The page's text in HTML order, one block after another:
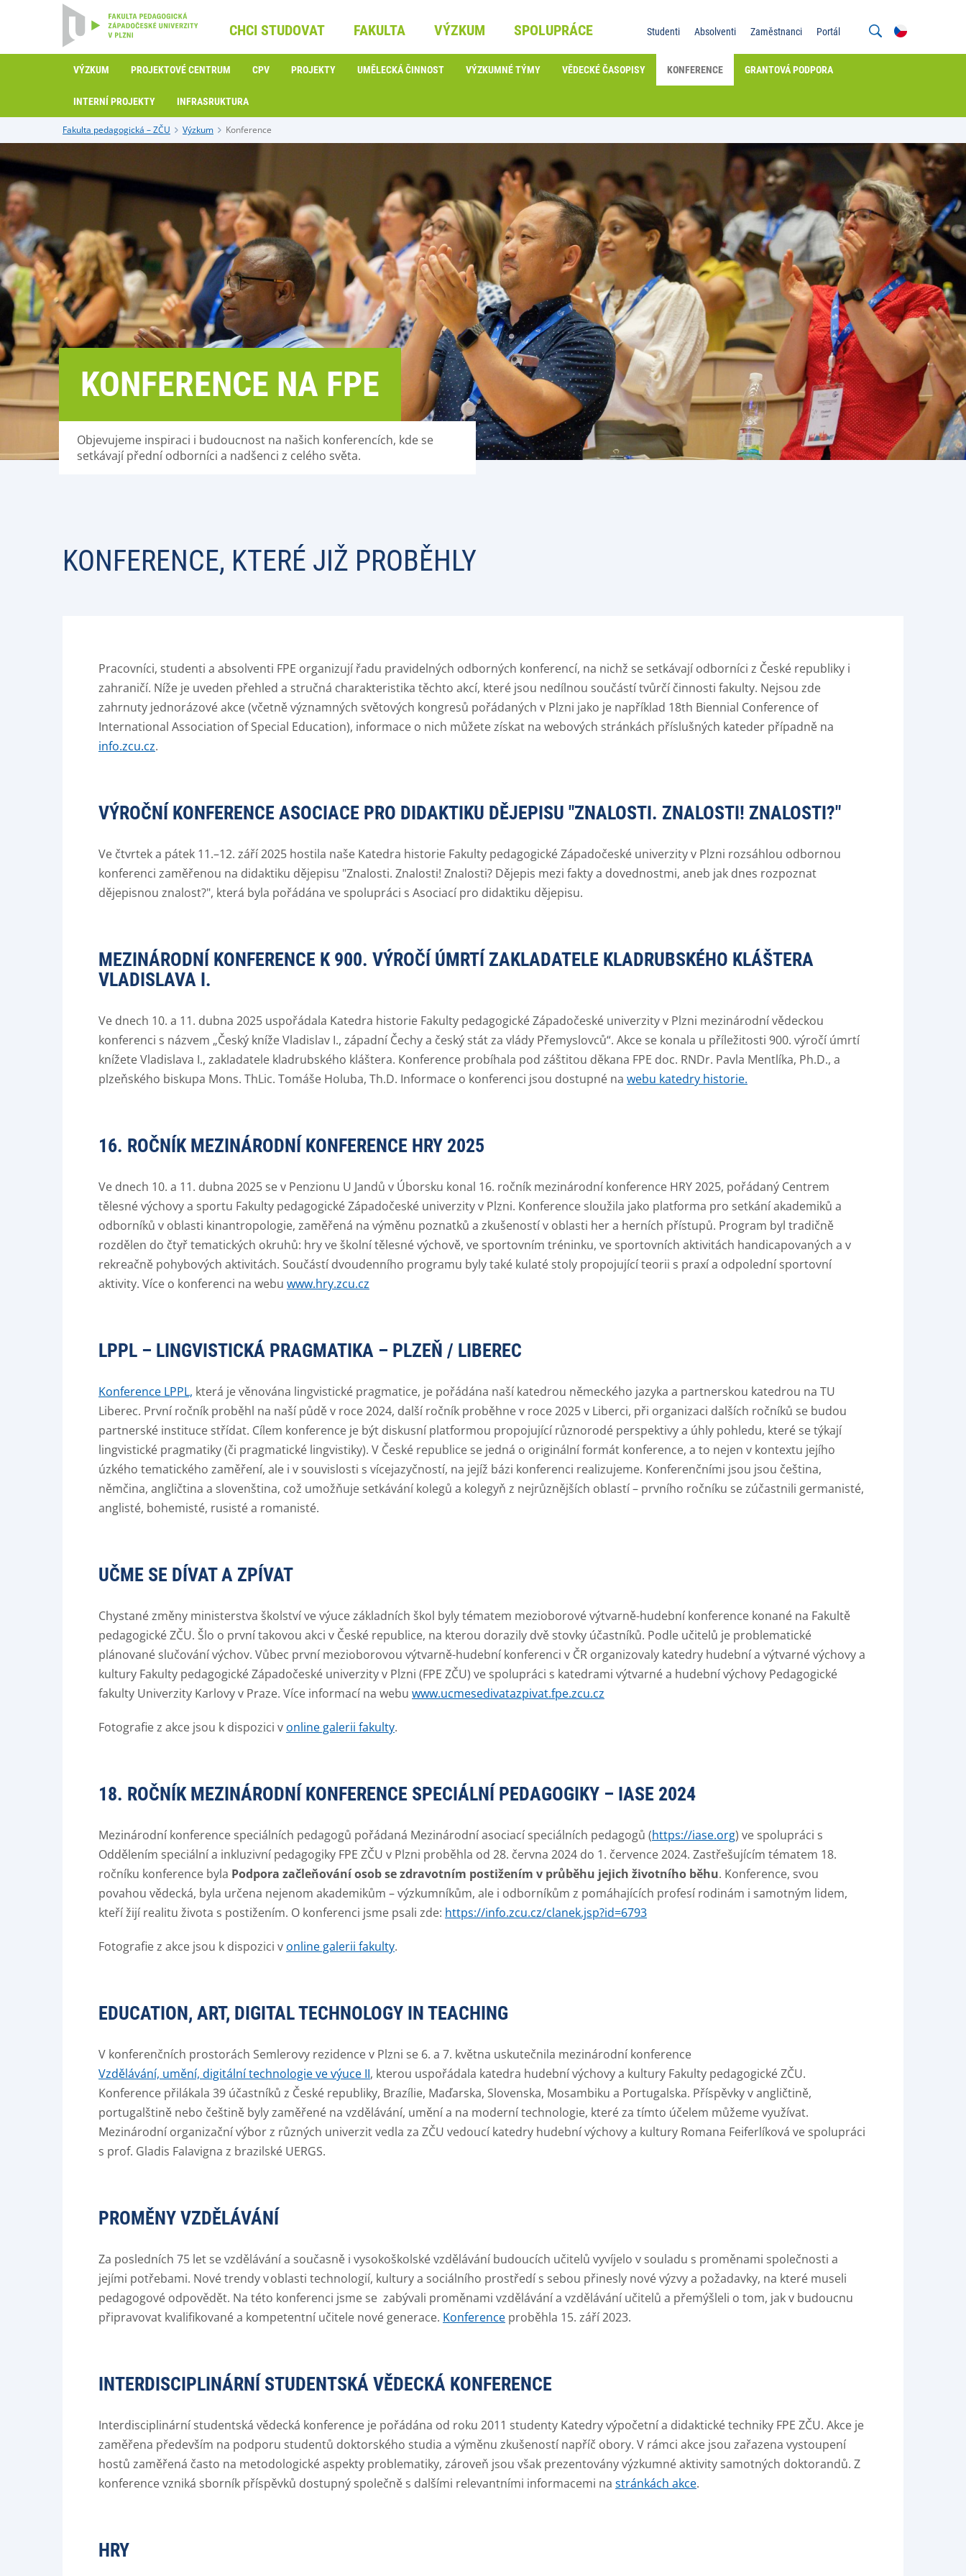
CHCI STUDOVAT FAKULTA VÝZKUM SPOLUPRÁCE Studenti Absolventi Zaměstnanci Portál
VÝZKUM PROJEKTOVÉ CENTRUM CPV PROJEKTY UMĚLECKÁ ČINNOST VÝZKUMNÉ TÝMY VĚDECKÉ ČASOPISY KONFERENCE GRANTOVÁ PODPORA
INTERNÍ PROJEKTY INFRASRUKTURA
Fakulta pedagogická – ZČU Výzkum Konference
KONFERENCE NA FPE
Objevujeme inspiraci i budoucnost na našich konferencích, kde se
setkávají přední odborníci a nadšenci z celého světa.
KONFERENCE, KTERÉ JIŽ PROBĚHLY
Pracovníci, studenti a absolventi FPE organizují řadu pravidelných odborných konferencí, na nichž se setkávají odborníci z České republiky i
zahraničí. Níže je uveden přehled a stručná charakteristika těchto akcí, které jsou nedílnou součástí tvůrčí činnosti fakulty. Nejsou zde
zahrnuty jednorázové akce (včetně významných světových kongresů pořádaných v Plzni jako je například 18th Biennial Conference of
International Association of Special Education), informace o nich můžete získat na webových stránkách příslušných kateder případně na
info.zcu.cz.
VÝROČNÍ KONFERENCE ASOCIACE PRO DIDAKTIKU DĚJEPISU "ZNALOSTI. ZNALOSTI! ZNALOSTI?"
Ve čtvrtek a pátek 11.–12. září 2025 hostila naše Katedra historie Fakulty pedagogické Západočeské univerzity v Plzni rozsáhlou odbornou
konferenci zaměřenou na didaktiku dějepisu "Znalosti. Znalosti! Znalosti? Dějepis mezi fakty a dovednostmi, aneb jak dnes rozpoznat
dějepisnou znalost?", která byla pořádána ve spolupráci s Asociací pro didaktiku dějepisu.
MEZINÁRODNÍ KONFERENCE K 900. VÝROČÍ ÚMRTÍ ZAKLADATELE KLADRUBSKÉHO KLÁŠTERA
VLADISLAVA I.
Ve dnech 10. a 11. dubna 2025 uspořádala Katedra historie Fakulty pedagogické Západočeské univerzity v Plzni mezinárodní vědeckou
konferenci s názvem „Český kníže Vladislav I., západní Čechy a český stát za vlády Přemyslovců“. Akce se konala u příležitosti 900. výročí úmrtí
knížete Vladislava I., zakladatele kladrubského kláštera. Konference probíhala pod záštitou děkana FPE doc. RNDr. Pavla Mentlíka, Ph.D., a
plzeňského biskupa Mons. ThLic. Tomáše Holuba, Th.D. Informace o konferenci jsou dostupné na webu katedry historie.
16. ROČNÍK MEZINÁRODNÍ KONFERENCE HRY 2025
Ve dnech 10. a 11. dubna 2025 se v Penzionu U Jandů v Úborsku konal 16. ročník mezinárodní konference HRY 2025, pořádaný Centrem
tělesné výchovy a sportu Fakulty pedagogické Západočeské univerzity v Plzni. Konference sloužila jako platforma pro setkání akademiků a
odborníků v oblasti kinantropologie, zaměřená na výměnu poznatků a zkušeností v oblasti her a herních přístupů. Program byl tradičně
rozdělen do čtyř tematických okruhů: hry ve školní tělesné výchově, ve sportovním tréninku, ve sportovních aktivitách handicapovaných a v
rekreačně pohybových aktivitách. Součástí dvoudenního programu byly také kulaté stoly propojující teorii s praxí a odpolední sportovní
aktivity. Více o konferenci na webu www.hry.zcu.cz
LPPL – LINGVISTICKÁ PRAGMATIKA – PLZEŇ / LIBEREC
Konference LPPL, která je věnována lingvistické pragmatice, je pořádána naší katedrou německého jazyka a partnerskou katedrou na TU
Liberec. První ročník proběhl na naší půdě v roce 2024, další ročník proběhne v roce 2025 v Liberci, při organizaci dalších ročníků se budou
partnerské instituce střídat. Cílem konference je být diskusní platformou propojující různorodé perspektivy a úhly pohledu, které se týkají
lingvistické pragmatiky (či pragmatické lingvistiky). V České republice se jedná o originální formát konference, a to nejen v kontextu jejího
úzkého tematického zaměření, ale i v souvislosti s vícejazyčností, na jejíž bázi konferenci realizujeme. Konferenčními jsou jsou čeština,
němčina, angličtina a slovenština, což umožňuje setkávání kolegů a kolegyň z nejrůznějších oblastí – prvního ročníku se zúčastnili germanisté,
anglisté, bohemisté, rusisté a romanisté.
UČME SE DÍVAT A ZPÍVAT
Chystané změny ministerstva školství ve výuce základních škol byly tématem mezioborové výtvarně-hudební konference konané na Fakultě
pedagogické ZČU. Šlo o první takovou akci v České republice, na kterou dorazily dvě stovky účastníků. Podle učitelů je problematické
plánované slučování výchov. Vůbec první mezioborovou výtvarně-hudební konferenci v ČR organizovaly katedry hudební a výtvarné výchovy a
kultury Fakulty pedagogické Západočeské univerzity v Plzni (FPE ZČU) ve spolupráci s katedrami výtvarné a hudební výchovy Pedagogické
fakulty Univerzity Karlovy v Praze. Více informací na webu www.ucmesedivatazpivat.fpe.zcu.cz
Fotografie z akce jsou k dispozici v online galerii fakulty.
18. ROČNÍK MEZINÁRODNÍ KONFERENCE SPECIÁLNÍ PEDAGOGIKY – IASE 2024
Mezinárodní konference speciálních pedagogů pořádaná Mezinárodní asociací speciálních pedagogů (https://iase.org) ve spolupráci s
Oddělením speciální a inkluzivní pedagogiky FPE ZČU v Plzni proběhla od 28. června 2024 do 1. července 2024. Zastřešujícím tématem 18.
ročníku konference byla Podpora začleňování osob se zdravotním postižením v průběhu jejich životního běhu. Konference, svou
povahou vědecká, byla určena nejenom akademikům – výzkumníkům, ale i odborníkům z pomáhajících profesí rodinám i samotným lidem,
kteří žijí realitu života s postižením. O konferenci jsme psali zde: https://info.zcu.cz/clanek.jsp?id=6793
Fotografie z akce jsou k dispozici v online galerii fakulty.
EDUCATION, ART, DIGITAL TECHNOLOGY IN TEACHING
V konferenčních prostorách Semlerovy rezidence v Plzni se 6. a 7. května uskutečnila mezinárodní konference
Vzdělávání, umění, digitální technologie ve výuce II, kterou uspořádala katedra hudební výchovy a kultury Fakulty pedagogické ZČU.
Konference přilákala 39 účastníků z České republiky, Brazílie, Maďarska, Slovenska, Mosambiku a Portugalska. Příspěvky v angličtině,
portugalštině nebo češtině byly zaměřené na vzdělávání, umění a na moderní technologie, které za tímto účelem můžeme využívat.
Mezinárodní organizační výbor z různých univerzit vedla za ZČU vedoucí katedry hudební výchovy a kultury Romana Feiferlíková ve spolupráci
s prof. Gladis Falavigna z brazilské UERGS.
PROMĚNY VZDĚLÁVÁNÍ
Za posledních 75 let se vzdělávání a současně i vysokoškolské vzdělávání budoucích učitelů vyvíjelo v souladu s proměnami společnosti a
jejími potřebami. Nové trendy v oblasti technologií, kultury a sociálního prostředí s sebou přinesly nové výzvy a požadavky, na které museli
pedagogové odpovědět. Na této konferenci jsme se zabývali proměnami vzdělávání a vzdělávání učitelů a přemýšleli o tom, jak v budoucnu
připravovat kvalifikované a kompetentní učitele nové generace. Konference proběhla 15. září 2023.
INTERDISCIPLINÁRNÍ STUDENTSKÁ VĚDECKÁ KONFERENCE
Interdisciplinární studentská vědecká konference je pořádána od roku 2011 studenty Katedry výpočetní a didaktické techniky FPE ZČU. Akce je
zaměřena především na podporu studentů doktorského studia a výměnu zkušeností napříč obory. V rámci akce jsou zařazena vystoupení
hostů zaměřená často na metodologické aspekty problematiky, zároveň jsou však prezentovány výzkumné aktivity samotných doktorandů. Z
konference vzniká sborník příspěvků dostupný společně s dalšími relevantními informacemi na stránkách akce.
HRY